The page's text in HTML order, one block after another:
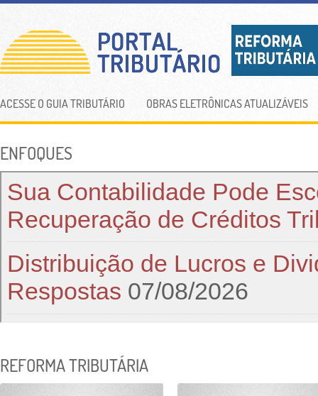
Portal
ACESSE O GUIA TRIBUTÁRIO OBRAS ELETRÔNICAS ATUALIZÁVEIS
ENFOQUES
REFORMA TRIBUTÁRIA